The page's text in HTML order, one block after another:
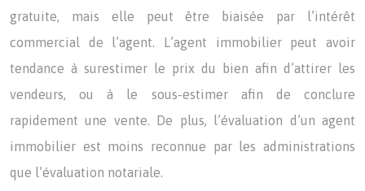
gratuite, mais elle peut être biaisée par l’intérêt
commercial de l’agent. L’agent immobilier peut avoir
tendance à surestimer le prix du bien afin d’attirer les
vendeurs, ou à le sous-estimer afin de conclure
rapidement une vente. De plus, l’évaluation d’un agent
immobilier est moins reconnue par les administrations
que l’évaluation notariale.